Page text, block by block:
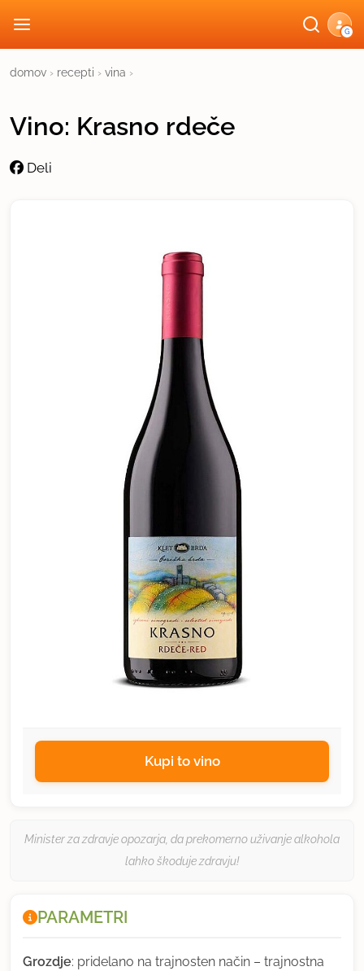
G
domov › recepti › vina ›
Vino: Krasno rdeče
Deli
Kupi to vino
Minister za zdravje opozarja, da prekomerno uživanje alkohola
lahko škoduje zdravju!
PARAMETRI
Grozdje: pridelano na trajnosten način – trajnostna